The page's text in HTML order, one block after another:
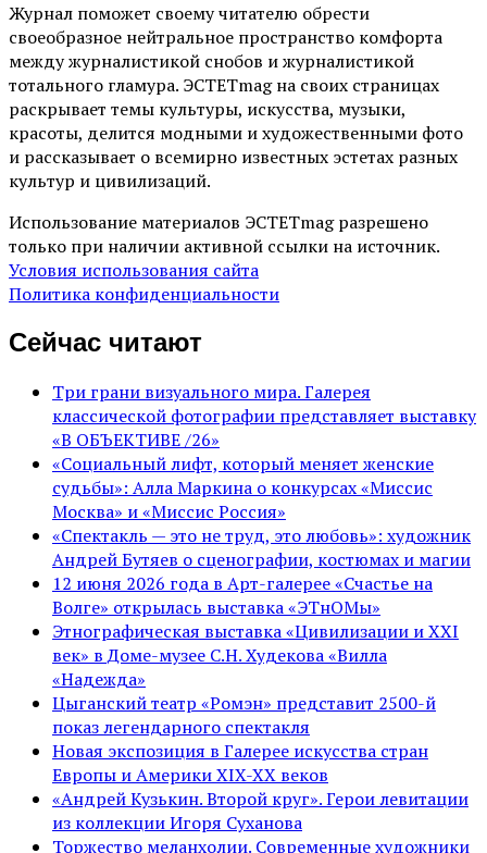
Журнал поможет своему читателю обрести
своеобразное нейтральное пространство комфорта
между журналистикой снобов и журналистикой
тотального гламура. ЭСТЕТmag на своих страницах
раскрывает темы культуры, искусства, музыки,
красоты, делится модными и художественными фото
и рассказывает о всемирно известных эстетах разных
культур и цивилизаций.
Использование материалов ЭСТЕТmag разрешено
только при наличии активной ссылки на источник.
Условия использования сайта
Политика конфиденциальности
Сейчас читают
Три грани визуального мира. Галерея
классической фотографии представляет выставку
«В ОБЪЕКТИВЕ /26»
«Социальный лифт, который меняет женские
судьбы»: Алла Маркина о конкурсах «Миссис
Москва» и «Миссис Россия»
«Спектакль — это не труд, это любовь»: художник
Андрей Бутяев о сценографии, костюмах и магии
12 июня 2026 года в Арт-галерее «Счастье на
Волге» открылась выставка «ЭТнОМы»
Этнографическая выставка «Цивилизации и ХХI
век» в Доме-музее С.Н. Худекова «Вилла
«Надежда»
Цыганский театр «Ромэн» представит 2500-й
показ легендарного спектакля
Новая экспозиция в Галерее искусства стран
Европы и Америки XIX-XX веков
«Андрей Кузькин. Второй круг». Герои левитации
из коллекции Игоря Суханова
Торжество меланхолии. Современные художники